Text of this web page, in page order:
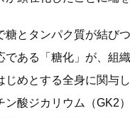
糖とタンパク質が結び
である「糖化」が、組
じめとする全身に関与
ン酸ジカリウム（GK2